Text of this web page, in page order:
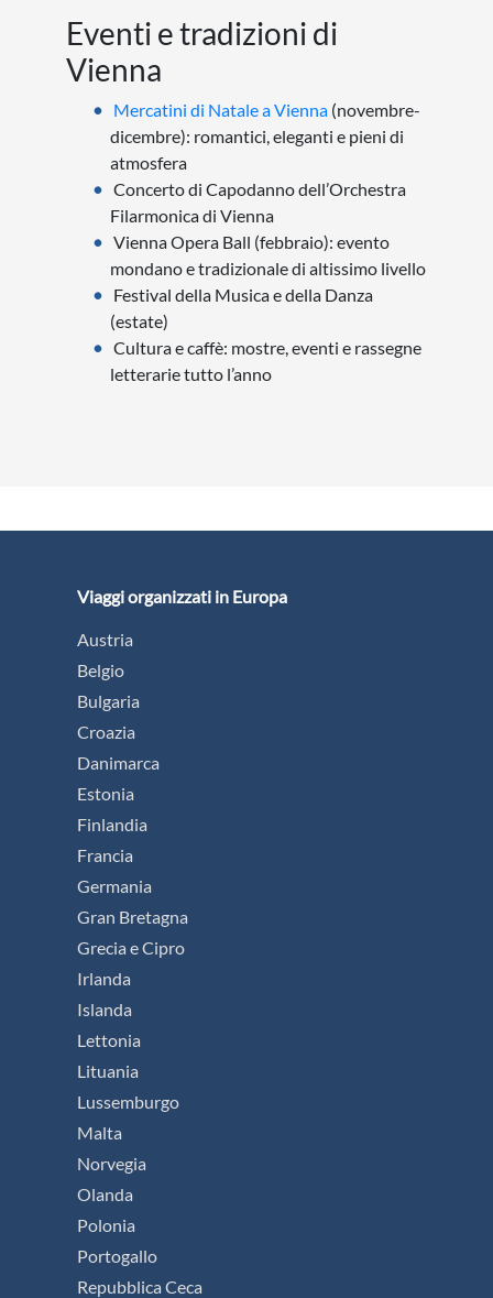
Eventi e tradizioni di
Vienna
Mercatini di Natale a Vienna (novembre-
dicembre): romantici, eleganti e pieni di
atmosfera
Concerto di Capodanno dell’Orchestra
Filarmonica di Vienna
Vienna Opera Ball (febbraio): evento
mondano e tradizionale di altissimo livello
Festival della Musica e della Danza
(estate)
Cultura e caffè: mostre, eventi e rassegne
letterarie tutto l’anno
Viaggi organizzati in Europa
Austria
Belgio
Bulgaria
Croazia
Danimarca
Estonia
Finlandia
Francia
Germania
Gran Bretagna
Grecia e Cipro
Irlanda
Islanda
Lettonia
Lituania
Lussemburgo
Malta
Norvegia
Olanda
Polonia
Portogallo
Repubblica Ceca